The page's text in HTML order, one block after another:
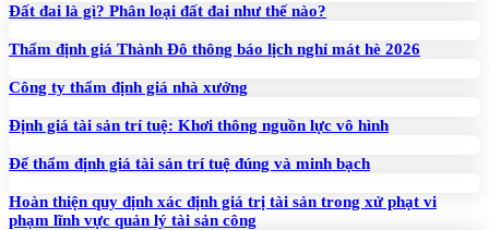
Đất đai là gì? Phân loại đất đai như thế nào?
Thẩm định giá Thành Đô thông báo lịch nghỉ mát hè 2026
Công ty thẩm định giá nhà xưởng
Định giá tài sản trí tuệ: Khơi thông nguồn lực vô hình
Để thẩm định giá tài sản trí tuệ đúng và minh bạch
Hoàn thiện quy định xác định giá trị tài sản trong xử phạt vi
phạm lĩnh vực quản lý tài sản công